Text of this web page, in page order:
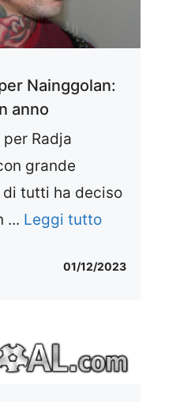
Nainggolan:
anno
Radja
grande
tutti ha deciso
... Leggi tutto
01/12/2023